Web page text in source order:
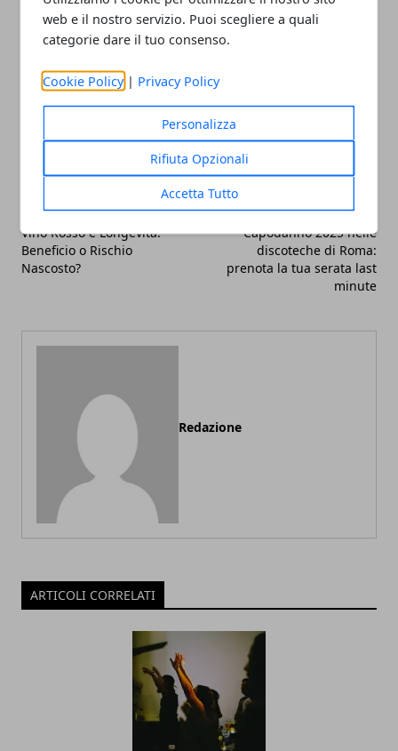
web e il nostro servizio. Puoi scegliere a quali
categorie dare il tuo consenso.
Cookie Policy | Privacy Policy
Personalizza
Rifiuta Opzionali
Accetta Tutto
Facebook
TwitterWhatsapp
Articolo Precedente
Vino Rosso e Longevità:
Beneficio o Rischio
Nascosto?
Articolo Successivo
Capodanno 2025 nelle
discoteche di Roma:
prenota la tua serata last
minute
Redazione
ARTICOLI CORRELATI